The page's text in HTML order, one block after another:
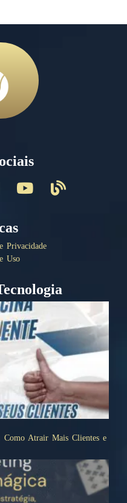
Privacidade
Uso
Como Atrair Mais Clientes e